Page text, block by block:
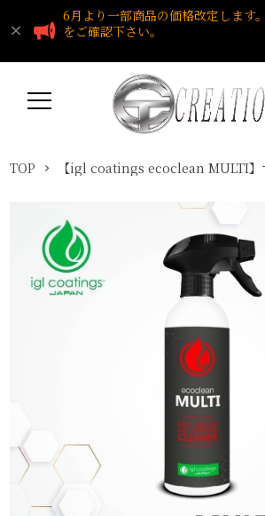
6月より一部商品の価格改定します
をご確認下さい。
TOP